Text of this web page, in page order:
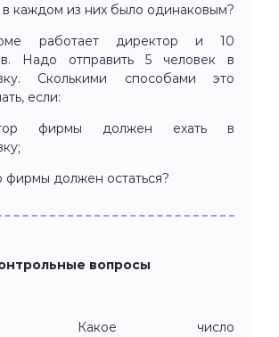
в каждом из них было одинаковым?
работает директор и 10
Надо отправить 5 человек в
Сколькими способами это
если:
фирмы должен ехать в
фирмы должен остаться?
вопросы
Какое число